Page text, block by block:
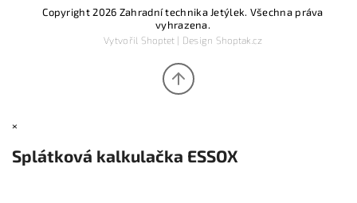
Copyright 2026 Zahradní technika Jetýlek. Všechna práva
vyhrazena.
Vytvořil Shoptet| Design Shoptak.cz
×
Splátková kalkulačka ESSOX